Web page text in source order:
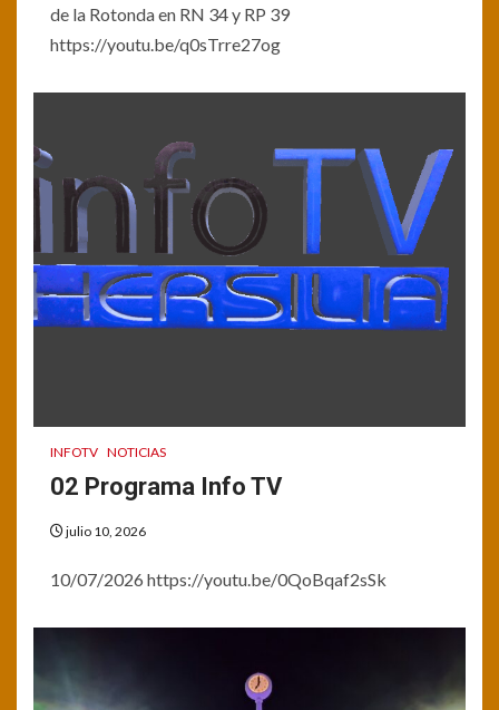
de la Rotonda en RN 34 y RP 39
https://youtu.be/q0sTrre27og
INFOTV NOTICIAS
02 Programa Info TV
julio 10, 2026
10/07/2026 https://youtu.be/0QoBqaf2sSk